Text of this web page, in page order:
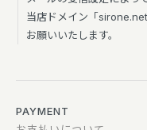
当店ドメイン「
お願いいたします。
PAYMENT